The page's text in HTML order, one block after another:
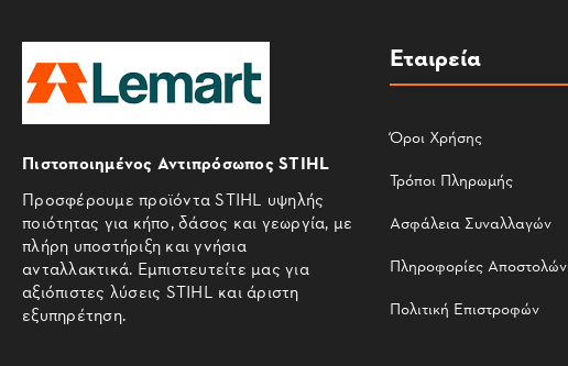
Πιστοποιημένος Αντιπρόσωπος STIHL
Προσφέρουμε προϊόντα STIHL υψηλής
ποιότητας για κήπο, δάσος και γεωργία, με
πλήρη υποστήριξη και γνήσια
ανταλλακτικά. Εμπιστευτείτε μας για
αξιόπιστες λύσεις STIHL και άριστη
εξυπηρέτηση.
Εταιρεία
Όροι Χρήσης
Τρόποι Πληρωμής
Ασφάλεια Συναλλαγών
Πληροφορίες Αποστολών
Πολιτική Επιστροφών